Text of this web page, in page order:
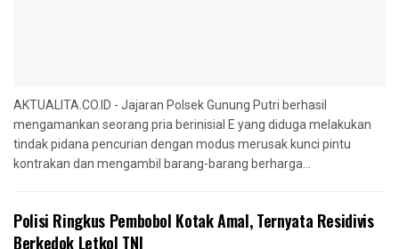
AKTUALITA.CO.ID - Jajaran Polsek Gunung Putri berhasil
mengamankan seorang pria berinisial E yang diduga melakukan
tindak pidana pencurian dengan modus merusak kunci pintu
kontrakan dan mengambil barang-barang berharga...
Polisi Ringkus Pembobol Kotak Amal, Ternyata Residivis
Berkedok Letkol TNI